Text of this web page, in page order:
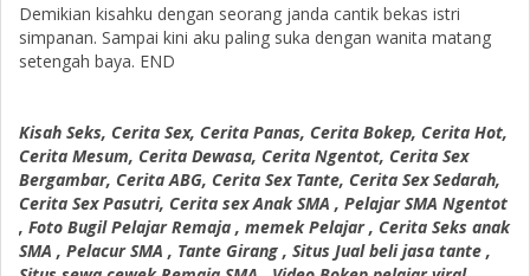
Demikian kisahku dengan seorang janda cantik bekas istri
simpanan. Sampai kini aku paling suka dengan wanita matang
setengah baya. END
Kisah Seks, Cerita Sex, Cerita Panas, Cerita Bokep, Cerita Hot,
Cerita Mesum, Cerita Dewasa, Cerita Ngentot, Cerita Sex
Bergambar, Cerita ABG, Cerita Sex Tante, Cerita Sex Sedarah,
Cerita Sex Pasutri, Cerita sex Anak SMA , Pelajar SMA Ngentot
, Foto Bugil Pelajar Remaja , memek Pelajar , Cerita Seks anak
SMA , Pelacur SMA , Tante Girang , Situs Jual beli jasa tante ,